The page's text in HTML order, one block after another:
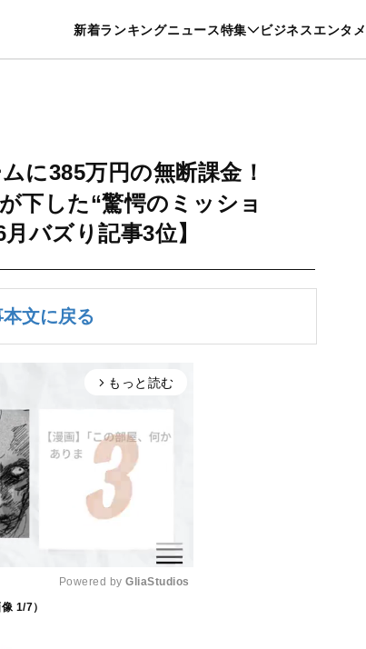
新着ランキングニュース特集 ビジネスエンタメ
暮らし スポーツ ヘルスケア 美容 グルメ
に385万円の無断課金！
下した“驚愕のミッショ
バズり記事3位】
文に戻る
arrow_forward_ios もっと読む
Powered by GliaStudios
像 1/7）